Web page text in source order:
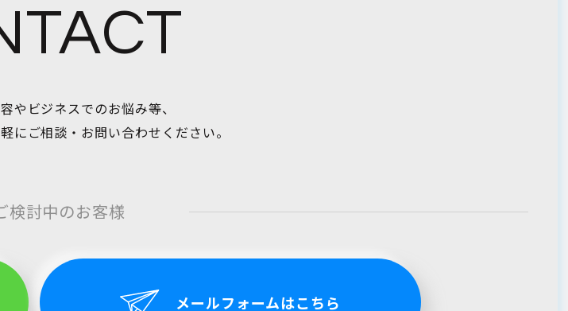
やビジネスでのお悩み等、
にご相談・お問い合わせください。
検討中のお客様
メールフォームはこちら